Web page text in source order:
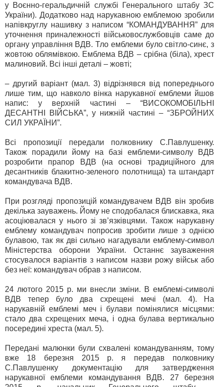
у Воєнно-геральдичній службі Генерального штабу ЗС
України). Додатково над нарукавною емблемою зробили
напівкруглу нашивку з написом “КОМАНДУВАННЯ” для
уточнення приналежності військовослужбовців саме до
органу управління ВДВ. Тло емблеми було світло-синє, з
жовтою облямівкою. Емблема ВДВ – срібна (біла), хрест
малиновий. Всі інші деталі – жовті;
– другий варіант (мал. 3) відрізнявся від попереднього
лише тим, що навколо вінка нарукавної емблеми йшов
напис: у верхній частині – “ВИСОКОМОБІЛЬНІ
ДЕСАНТНІ ВІЙСЬКА”, у нижній частині – “ЗБРОЙНИХ
СИЛ УКРАЇНИ”.
Всі пропозиції передали полковнику С.Павлушенку.
Також порадили йому на базі емблеми-символу ВДВ
розробити прапор ВДВ (на основі традиційного для
десантників блакитно-зеленого полотнища) та штандарт
командувача ВДВ.
При розгляді пропозицій командувачем ВДВ він зробив
декілька зауважень. Йому не сподобалася блискавка, яка
асоціювалася у нього зі зв’язківцями. Також нарукавну
емблему командувач попросив зробити лише з однією
булавою, так як дві сильно нагадували емблему-символ
Міністерства оборони України. Останнє зауваження
стосувалося варіантів з написом назви рожу військ або
без неї: командувач обрав з написом.
24 лютого 2015 р. ми внесли зміни. В емблемі-символі
ВДВ тепер було два схрещені мечі (мал. 4). На
нарукавній емблемі меч і булави помінялися місцями:
стало два схрещених меча, і одна булава вертикально
посередині хреста (мал. 5).
Передані малюнки були схвалені командуванням, тому
вже 18 березня 2015 р. я передав полковнику
С.Павлушенку документацію для затвердження
нарукавної емблеми командування ВДВ. 27 березня